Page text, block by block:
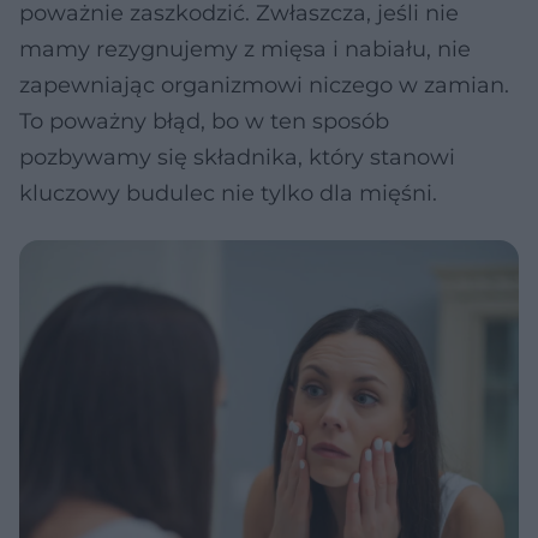
poważnie zaszkodzić. Zwłaszcza, jeśli nie
mamy rezygnujemy z mięsa i nabiału, nie
zapewniając organizmowi niczego w zamian.
To poważny błąd, bo w ten sposób
pozbywamy się składnika, który stanowi
kluczowy budulec nie tylko dla mięśni.